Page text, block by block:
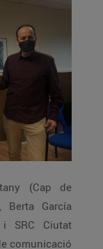
(Cap de
Berta García